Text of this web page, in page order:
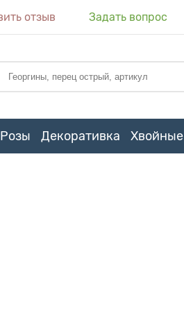
отзыв Задать вопрос
Розы Декоративка Хвойные